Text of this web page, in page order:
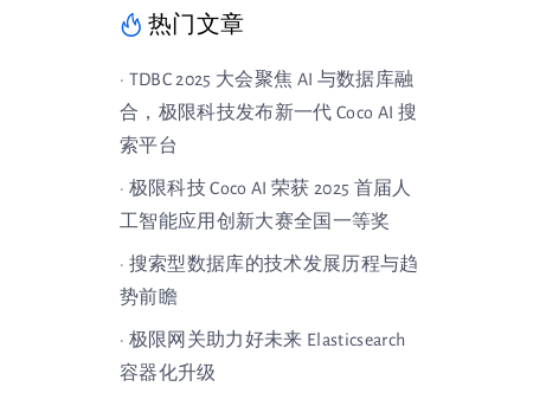
热门文章
· TDBC 2025 大会聚焦 AI 与数据库融
合，极限科技发布新一代 Coco AI 搜
索平台
· 极限科技 Coco AI 荣获 2025 首届人
工智能应用创新大赛全国一等奖
· 搜索型数据库的技术发展历程与趋
势前瞻
· 极限网关助力好未来 Elasticsearch
容器化升级